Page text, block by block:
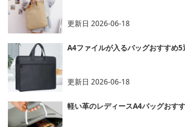
更新日2026-06-18
A4ファイルが入るバッグおすすめ5
更新日2026-06-18
軽い革のレディースA4バッグおす